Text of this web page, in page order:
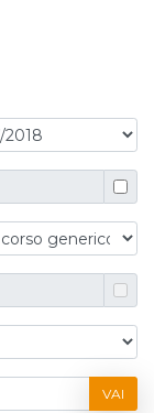
VAI